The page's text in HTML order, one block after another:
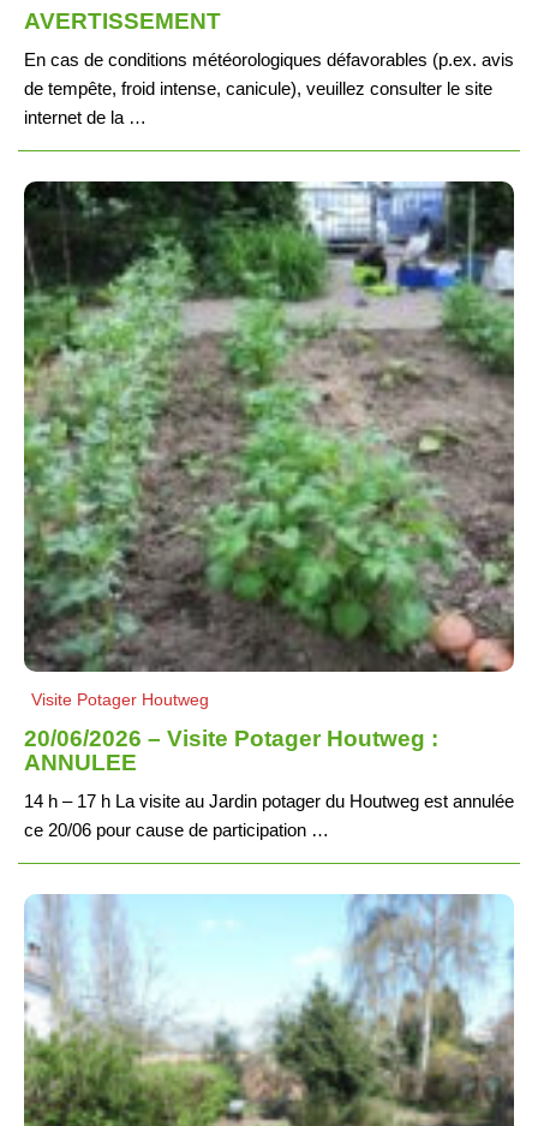
AVERTISSEMENT
En cas de conditions météorologiques défavorables (p.ex. avis
de tempête, froid intense, canicule), veuillez consulter le site
internet de la …
Visite Potager Houtweg
20/06/2026 – Visite Potager Houtweg :
ANNULEE
14 h – 17 h La visite au Jardin potager du Houtweg est annulée
ce 20/06 pour cause de participation …